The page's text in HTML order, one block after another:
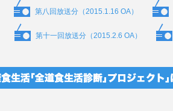
第八回放送分（2015.1.16 OA）
第十一回放送分（2015.2.6 OA）